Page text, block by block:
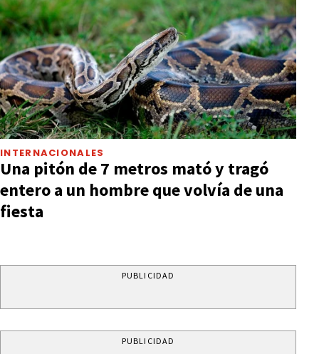
INTERNACIONALES
Una pitón de 7 metros mató y tragó
entero a un hombre que volvía de una
fiesta
PUBLICIDAD
PUBLICIDAD